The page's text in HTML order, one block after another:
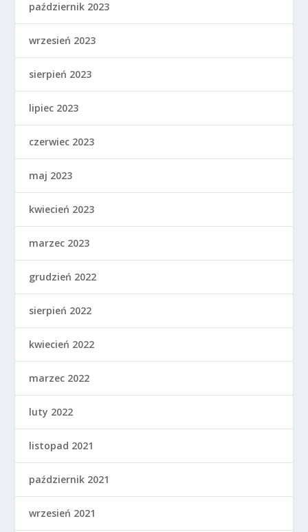
październik 2023
wrzesień 2023
sierpień 2023
lipiec 2023
czerwiec 2023
maj 2023
kwiecień 2023
marzec 2023
grudzień 2022
sierpień 2022
kwiecień 2022
marzec 2022
luty 2022
listopad 2021
październik 2021
wrzesień 2021